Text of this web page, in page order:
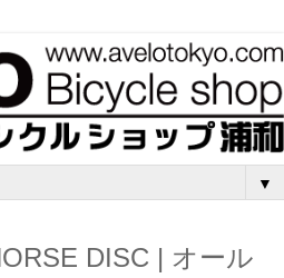
▼
DISC | オール